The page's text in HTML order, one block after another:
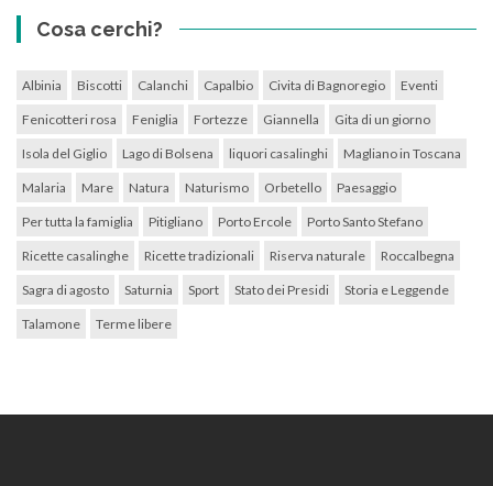
Cosa cerchi?
Albinia Biscotti Calanchi Capalbio Civita di Bagnoregio Eventi
Fenicotteri rosa Feniglia Fortezze Giannella Gita di un giorno
Isola del Giglio Lago di Bolsena liquori casalinghi Magliano in Toscana
Malaria Mare Natura Naturismo Orbetello Paesaggio
Per tutta la famiglia Pitigliano Porto Ercole Porto Santo Stefano
Ricette casalinghe Ricette tradizionali Riserva naturale Roccalbegna
Sagra di agosto Saturnia Sport Stato dei Presidi Storia e Leggende
Talamone Terme libere